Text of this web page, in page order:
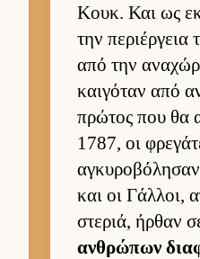
Κουκ. Και ως
την
από την
και­γόταν από
πρώτος που θα
1787, οι
και οι Γάλ­λοι,
στεριά, ήρ­θαν
αν­θρώπων